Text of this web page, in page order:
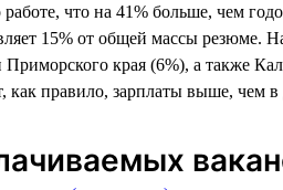
что на 41% больше, чем
15% от общей массы резюме.
края (6%), а также
как правило, зарплаты выше, чем